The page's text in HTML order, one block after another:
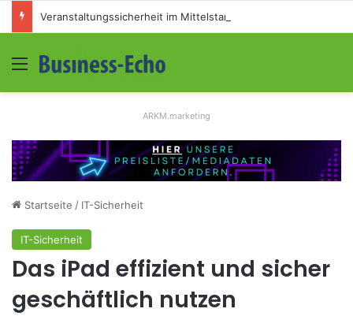
Menü
ARKM.marketing
Startseite / IT-Sicherheit
IT-Sicherheit
Das iPad effizient und sicher
geschäftlich nutzen